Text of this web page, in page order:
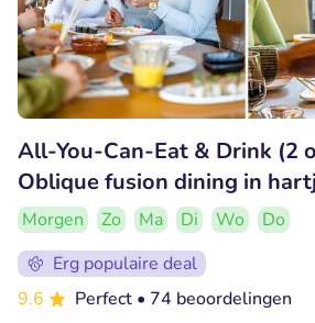
All-You-Can-Eat & Drink (2
Oblique fusion dining in
Morgen Zo Ma Di Wo
Do
Erg populaire deal
9.6
Perfect • 74 beoordelingen